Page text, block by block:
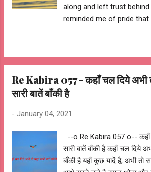
along and left trust
reminded me of pride that
robbed me of my beliefs
of my trust I carried on
once outshined Yesterday
again and left me with no
don't know how to get rid
shadow of mine --
Re Kabira 058 o--
Re Kabira 057 - कहाँ चल दिये अभी
सारी बातें बाँकी है
- January 04, 2021
--o Re Kabira 057 o-- कहाँ
सारी बातें बाँकी है कहाँ चल दिये
बाँकी है यहाँ कुछ यादें है, अभी तो